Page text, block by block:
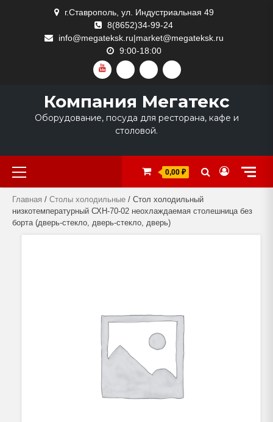
г.Ставрополь, ул. Индустриальная 49
8(8652)34-99-24
info@megateksk.ru|market@megateksk.ru
9:00-18:00
YOUTUBEVKVIDEORUTUBEDZEN
Компания Мегатекс
Оборудование, посуда для ресторана, кафе и
столовой.
Primary
Menu
0,00 ₽
Главная / Столы холодильные / Стол холодильный
низкотемпературный СХН-70-02 неохлаждаемая столешница без
борта (дверь-стекло, дверь-стекло, дверь)